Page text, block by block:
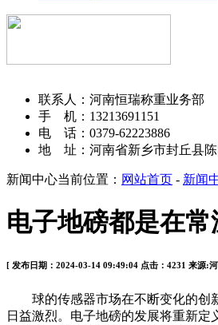
联系人：河南恒瑞称重业务部
手 机：13213691151
电 话：0379-62223886
地 址：河南省新乡市封丘县陈
新闻中心当前位置： 网站首页 - 新闻
电子地磅都是在
[ 发布日期：2024-03-14 09:49:04 点击：4231 来源:
球的传感器市场在不断变化的创新
日益激烈。电子地磅的发展将重新